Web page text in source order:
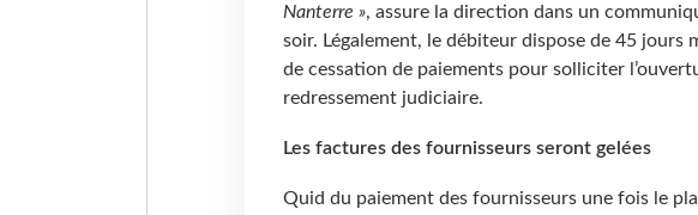
Nanterre », assure la direction dans un
soir. Légalement, le débiteur dispose de 45 jours
de cessation de paiements pour solliciter
redressement judiciaire.
Les factures des fournisseurs seront gelées
Quid du paiement des fournisseurs une fois le